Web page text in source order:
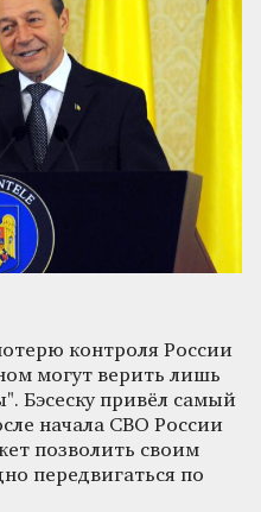
контроля России
могут верить лишь
Бэсеску привёл самый
начала СВО России
позволить своим
передвигаться по